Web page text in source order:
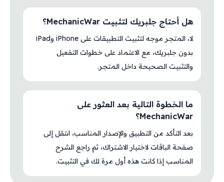
هل أحتاج جلبريك لتثبيت MechanicWar؟
لا، المتجر موجه لتثبيت التطبيقات على iPhone وiPad
بدون جلبريك، مع الاعتماد على خطوات التفعيل
والتثبيت الصحيحة داخل المتجر.
ما الخطوة التالية بعد العثور على
MechanicWar؟
بعد التأكد من التطبيق والإصدار المناسب، انتقل إلى
صفحة الباقات لاختيار الاشتراك، ثم راجع الشرح
المناسب إذا كانت هذه أول مرة لك في التثبيت.